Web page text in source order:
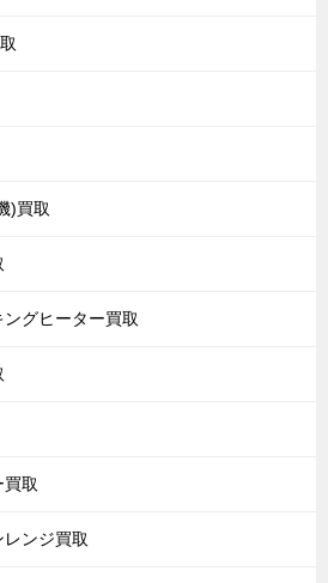
)買取
グヒーター買取
取
ンジ買取